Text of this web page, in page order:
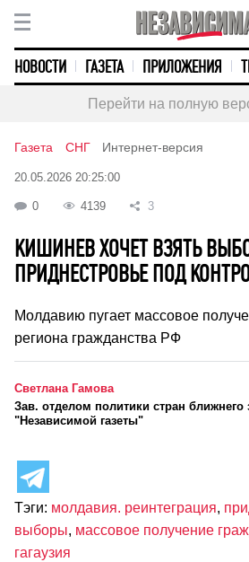
НОВОСТИ ГАЗЕТА ПРИЛОЖЕНИЯ
Перейти на полную
Газета СНГ Интернет-версия
20.05.2026 20:25:00
0 4139 3
КИШИНЕВ ХОЧЕТ ВЗЯТЬ
ПРИДНЕСТРОВЬЕ ПОД
Молдавию пугает массовое
региона гражданства РФ
Светлана Гамова
Зав. отделом политики стран ближнего
"Независимой газеты"
Тэги: молдавия. реинтеграция,
выборы, массовое получение
гагаузия